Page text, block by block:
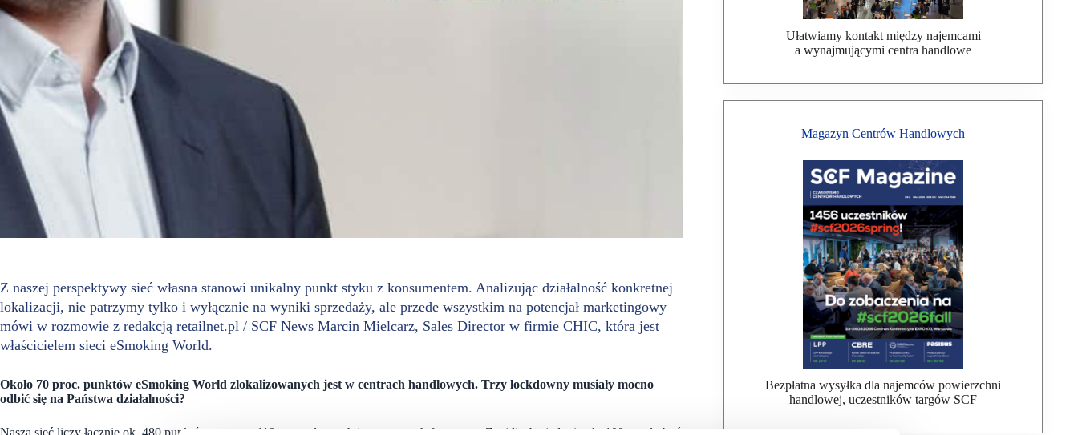
Z naszej perspektywy sieć własna stanowi unikalny punkt styku z konsumentem. Analizując działalność konkretnej
lokalizacji, nie patrzymy tylko i wyłącznie na wyniki sprzedaży, ale przede wszystkim na potencjał marketingowy –
mówi w rozmowie z redakcją retailnet.pl / SCF News Marcin Mielcarz, Sales Director w firmie CHIC, która jest
właścicielem sieci eSmoking World.
Około 70 proc. punktów eSmoking World zlokalizowanych jest w centrach handlowych. Trzy lockdowny musiały mocno
odbić się na Państwa działalności?
Nasza sieć liczy łącznie ok. 480 punktów, z czego 110 prowadzonych jest w ramach franczyzy. Z tej liczby jedynie ok. 100 mogło być
Ułatwiamy kontakt między najemcami
a wynajmującymi centra handlowe
Magazyn Centrów Handlowych
Bezpłatna wysyłka dla najemców powierzchni
handlowej, uczestników targów SCF